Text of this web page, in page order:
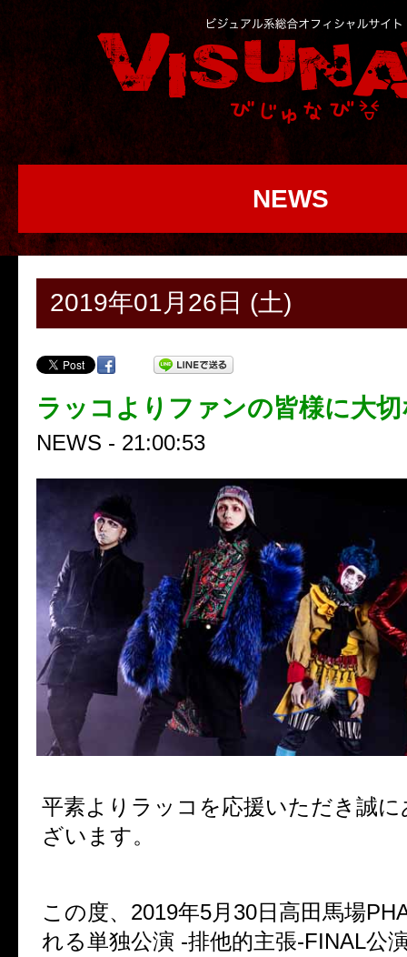
NEWS
2019年01月26日 (土)
ラッコよりファンの皆様に大
NEWS - 21:00:53
平素よりラッコを応援いただき誠
ざいます。
この度、2019年5月30日高田馬場
れる単独公演 -排他的主張-FINAL公